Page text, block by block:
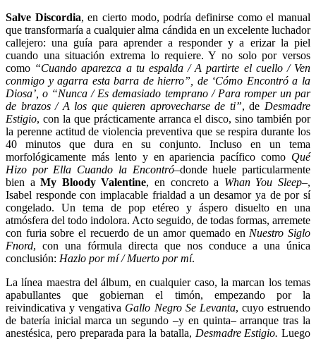
Salve Discordia, en cierto modo, podría definirse como el manual
que transformaría a cualquier alma cándida en un excelente luchador
callejero: una guía para aprender a responder y a erizar la piel
cuando una situación extrema lo requiere. Y no solo por versos
como “Cuando aparezca a tu espalda / A partirte el cuello / Ven
conmigo y agarra esta barra de hierro”, de ‘Cómo Encontró a la
Diosa’, o “Nunca / Es demasiado temprano / Para romper un par
de brazos / A los que quieren aprovecharse de ti”, de Desmadre
Estigio, con la que prácticamente arranca el disco, sino también por
la perenne actitud de violencia preventiva que se respira durante los
40 minutos que dura en su conjunto. Incluso en un tema
morfológicamente más lento y en apariencia pacífico como Qué
Hizo por Ella Cuando la Encontró–donde huele particularmente
bien aMy Bloody Valentine, en concreto a Whan You Sleep–,
Isabel responde con implacable frialdad a un desamor ya de por sí
congelado. Un tema de pop etéreo y áspero disuelto en una
atmósfera del todo indolora. Acto seguido, de todas formas, arremete
con furia sobre el recuerdo de un amor quemado en Nuestro Siglo
Fnord, con una fórmula directa que nos conduce a una única
conclusión: Hazlo por mí / Muerto por mí.
La línea maestra del álbum, en cualquier caso, la marcan los temas
apabullantes que gobiernan el timón, empezando por la
reivindicativa y vengativa Gallo Negro Se Levanta, cuyo estruendo
de batería inicial marca un segundo –y en quinta– arranque tras la
anestésica, pero preparada para la batalla, Desmadre Estigio. Luego